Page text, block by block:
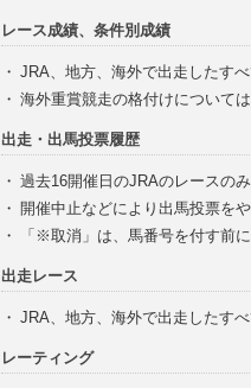
レース成績、条件別成績
・ JRA、地方、海外で出走したす
・ 海外重賞競走の格付けについて
出走・出馬投票履歴
・ 過去16開催日のJRAのレースの
・ 開催中止などにより出馬投票を
・
「※取消」は、馬番号を付す前
出走レース
・ JRA、地方、海外で出走したす
レーティング